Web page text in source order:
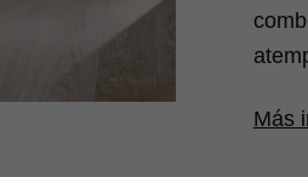
Más